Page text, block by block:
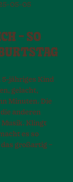
05-05
– SO
5-jähriges Kind
gelacht,
Minuten. Die
anderen
Musik. Klingt
es so
großartig –